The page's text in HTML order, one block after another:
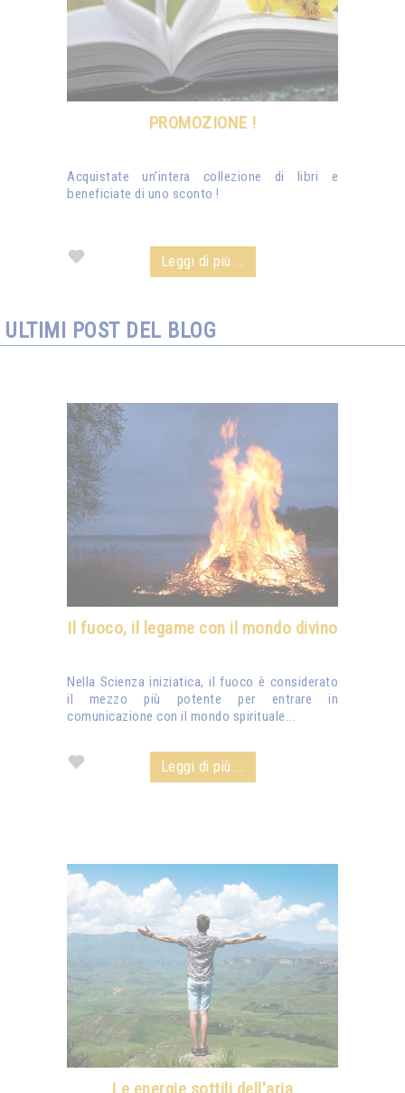
PROMOZIONE !
Acquistate un'intera collezione di libri e
beneficiate di uno sconto !
Leggi di più ...
ULTIMI POST DEL BLOG
Il fuoco, il legame con il mondo divino
Nella Scienza iniziatica, il fuoco è considerato
il mezzo più potente per entrare in
comunicazione con il mondo spirituale...
Leggi di più ...